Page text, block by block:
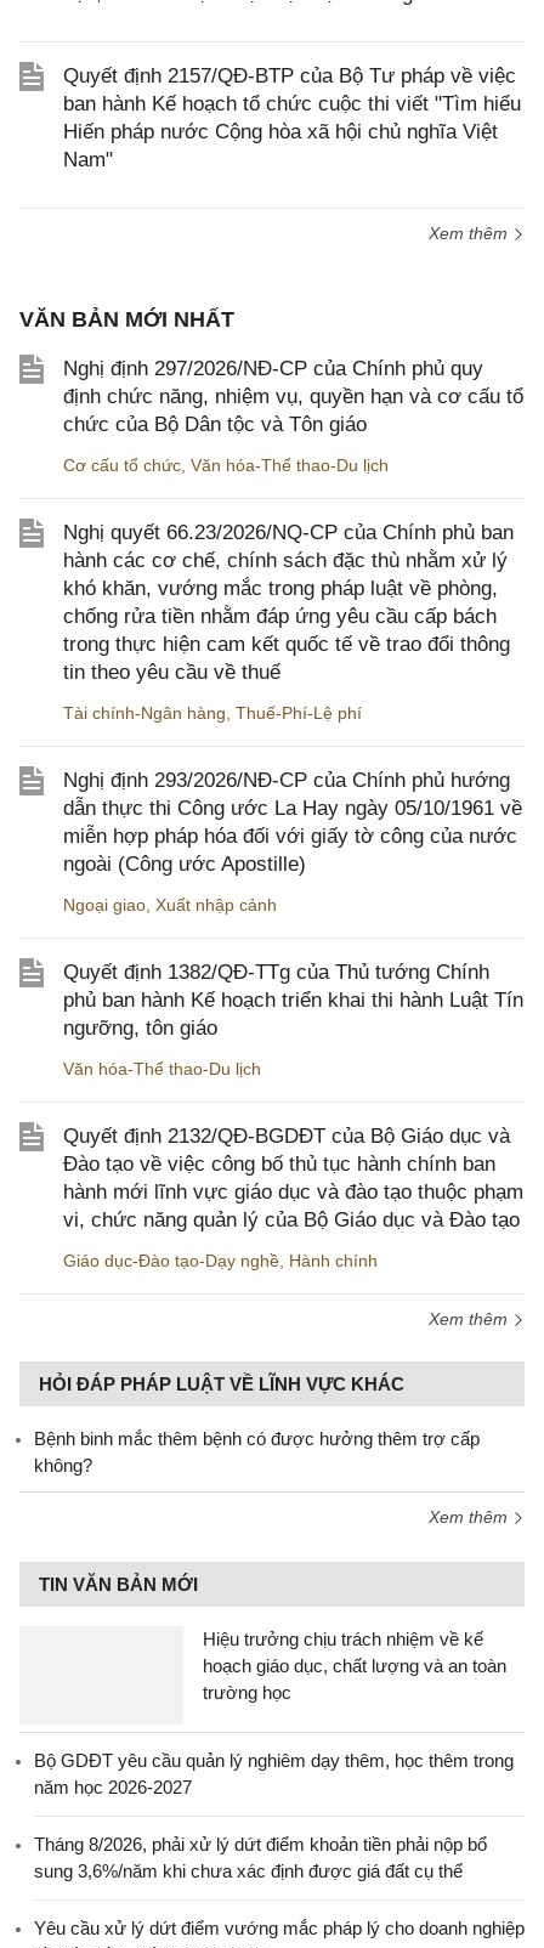
Quyết định 2157/QĐ-BTP của Bộ Tư pháp về việc
ban hành Kế hoạch tổ chức cuộc thi viết "Tìm hiểu
Hiến pháp nước Cộng hòa xã hội chủ nghĩa Việt
Nam"
Xem thêm
VĂN BẢN MỚI NHẤT
Nghị định 297/2026/NĐ-CP của Chính phủ quy
định chức năng, nhiệm vụ, quyền hạn và cơ cấu tổ
chức của Bộ Dân tộc và Tôn giáo
Cơ cấu tổ chức Văn hóa-Thể thao-Du lịch
Nghị quyết 66.23/2026/NQ-CP của Chính phủ ban
hành các cơ chế, chính sách đặc thù nhằm xử lý
khó khăn, vướng mắc trong pháp luật về phòng,
chống rửa tiền nhằm đáp ứng yêu cầu cấp bách
trong thực hiện cam kết quốc tế về trao đổi thông
tin theo yêu cầu về thuế
Tài chính-Ngân hàng Thuế-Phí-Lệ phí
Nghị định 293/2026/NĐ-CP của Chính phủ hướng
dẫn thực thi Công ước La Hay ngày 05/10/1961 về
miễn hợp pháp hóa đối với giấy tờ công của nước
ngoài (Công ước Apostille)
Ngoại giao Xuất nhập cảnh
Quyết định 1382/QĐ-TTg của Thủ tướng Chính
phủ ban hành Kế hoạch triển khai thi hành Luật Tín
ngưỡng, tôn giáo
Văn hóa-Thể thao-Du lịch
Quyết định 2132/QĐ-BGDĐT của Bộ Giáo dục và
Đào tạo về việc công bố thủ tục hành chính ban
hành mới lĩnh vực giáo dục và đào tạo thuộc phạm
vi, chức năng quản lý của Bộ Giáo dục và Đào tạo
Giáo dục-Đào tạo-Dạy nghề Hành chính
Xem thêm
HỎI ĐÁP PHÁP LUẬT VỀ LĨNH VỰC KHÁC
Bệnh binh mắc thêm bệnh có được hưởng thêm trợ cấp
không?
Xem thêm
TIN VĂN BẢN MỚI
Hiệu trưởng chịu trách nhiệm về kế
hoạch giáo dục, chất lượng và an toàn
trường học
Bộ GDĐT yêu cầu quản lý nghiêm dạy thêm, học thêm trong
năm học 2026-2027
Tháng 8/2026, phải xử lý dứt điểm khoản tiền phải nộp bổ
sung 3,6%/năm khi chưa xác định được giá đất cụ thể
Yêu cầu xử lý dứt điểm vướng mắc pháp lý cho doanh nghiệp